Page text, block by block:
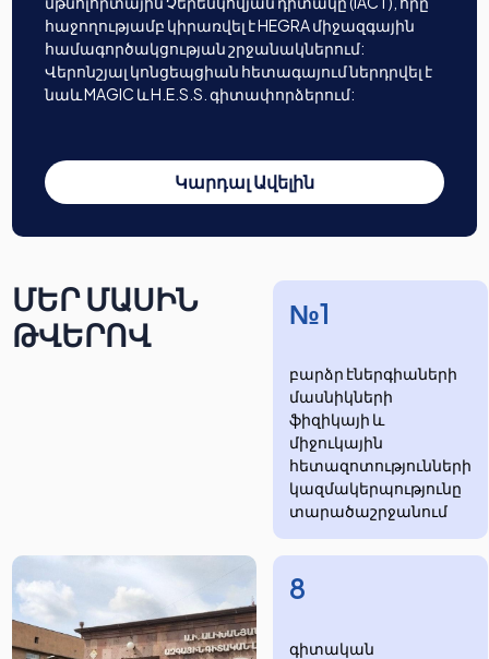
հաջողությամբ կիրառվել է HEGRA միջազգային
համագործակցության շրջանակներում:
Վերոնշյալ կոնցեպցիան հետագայում ներդրվել է
նաև MAGIC և H.E.S.S. գիտափորձերում:
Կարդալ Ավելին
ՄԵՐ ՄԱՍԻՆ
ԹՎԵՐՈՎ
№1
բարձր էներգիաների
մասնիկների
ֆիզիկայի և
միջուկային
հետազոտությունների
​​​​կազմակերպությունը
տարածաշրջանում
8
​​​գիտական